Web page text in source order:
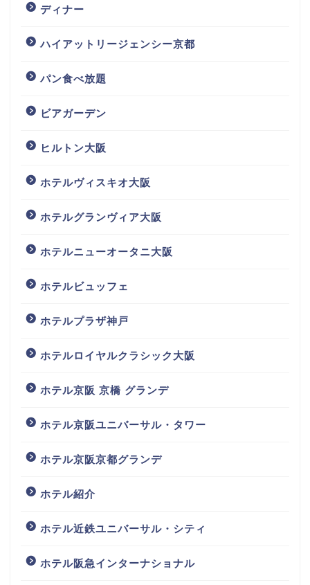
ディナー
ハイアットリージェンシー京都
パン食べ放題
ビアガーデン
ヒルトン大阪
ホテルヴィスキオ大阪
ホテルグランヴィア大阪
ホテルニューオータニ大阪
ホテルビュッフェ
ホテルプラザ神戸
ホテルロイヤルクラシック大阪
ホテル京阪 京橋 グランデ
ホテル京阪ユニバーサル・タワー
ホテル京阪京都グランデ
ホテル紹介
ホテル近鉄ユニバーサル・シティ
ホテル阪急インターナショナル